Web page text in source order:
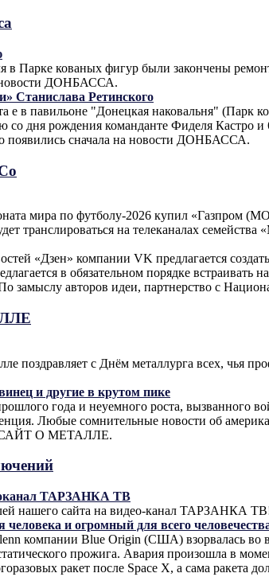
в Парке кованых фигур были закончены
новости ДОНБАССА.
Станислава Ретинского
е в павильоне "Донецкая наковальня" (Парк
со дня рождения команданте Фиделя Кастро
появились сначала на новости ДОНБАССА.
мира по футболу-2026 купил «Газпром
транслироваться на телеканалах
«Дзен» компании VK предлагается
в обязательном порядке встраивать
замыслу авторов идеи, партнерство с
поздравляет с Днём металлурга всех, чья
и другие в крутом пике
года и неуемного роста, вызванного
Любые сомнительные новости об
САЙТ О МЕТАЛЛЕ.
ТАРЗАНКА ТВ
нашего сайта на видео-канал ТАРЗАНКА
и огромный для всего
компании Blue Origin (США) взорвалась
прожига. Авария произошла в
ракет после Space X, а сама ракета